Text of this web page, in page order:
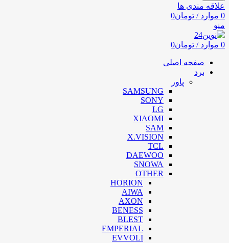
علاقه مندی ها
0 موارد / تومان0
منو
0 موارد / تومان0
صفحه اصلی
برد
پاور
SAMSUNG
SONY
LG
XIAOMI
SAM
X.VISION
TCL
DAEWOO
SNOWA
OTHER
HORION
AIWA
AXON
BENESS
BLEST
EMPERIAL
EVVOLI